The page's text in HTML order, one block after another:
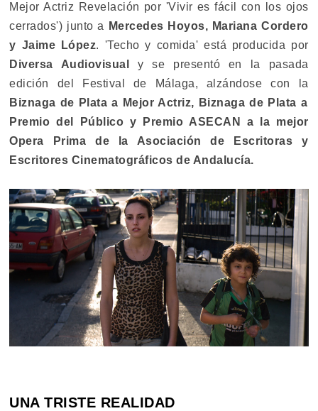
Mejor Actriz Revelación por 'Vivir es fácil con los ojos
cerrados') junto a
Mercedes Hoyos, Mariana Cordero
y Jaime López. 'Techo y comida' está producida por
Diversa Audiovisual
y se presentó en la pasada
edición del Festival de Málaga, alzándose con la
Biznaga de Plata a Mejor Actriz, Biznaga de Plata a
Premio del Público y Premio ASECAN a la mejor
Opera Prima de la Asociación de Escritoras y
Escritores Cinematográficos de Andalucía.
UNA TRISTE REALIDAD